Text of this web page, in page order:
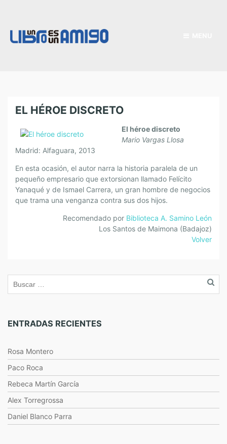
EL HÉROE DISCRETO
El héroe discreto
Mario Vargas Llosa
Madrid: Alfaguara, 2013
En esta ocasión, el autor narra la historia paralela de un
pequeño empresario que extorsionan llamado Felícito
Yanaqué y de Ismael Carrera, un gran hombre de negocios
que trama una venganza contra sus dos hijos.
Recomendado por Biblioteca A. Samino León
Los Santos de Maimona (Badajoz)
Volver
ENTRADAS RECIENTES
Rosa Montero
Paco Roca
Rebeca Martín García
Alex Torregrossa
Daniel Blanco Parra